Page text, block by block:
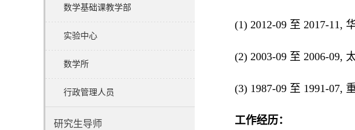
数学基础课教学部
实验中心
数学所
行政管理人员
研究生导师
(1) 2012-09 至 2017-11,
(2) 2003-09 至 2006-09,
(3) 1987-09 至 1991-07,
工作经历：